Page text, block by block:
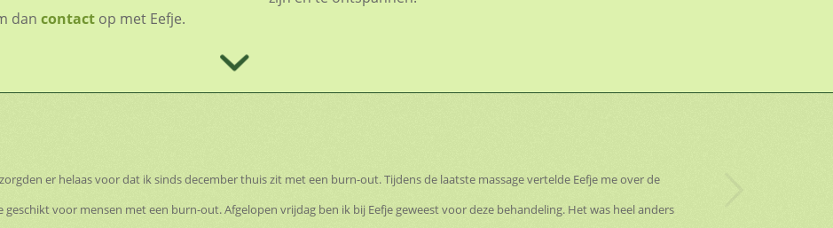
dan contact op met Eefje.
er helaas voor dat ik sinds december thuis zit met een burn-out. Tijdens de laatste massage vertelde Eefje me over de
voor mensen met een burn-out. Afgelopen vrijdag ben ik bij Eefje geweest voor deze behandeling. Het was heel anders
Volgende